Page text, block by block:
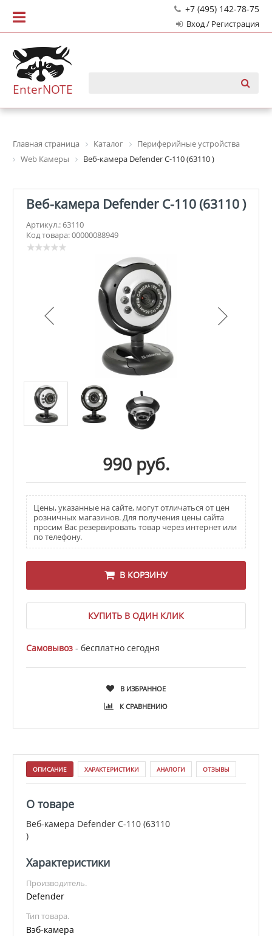
+7 (495) 142-78-75
Вход / Регистрация
EnterNOTE
Главная страница Каталог
Периферийные устройства
Web Камеры
Веб-камера Defender C-110 (63110 )
Веб-камера Defender C-110 (63110 )
Артикул.: 63110
Код товара: 00000088949
990 руб.
Цены, указанные на сайте, могут отличаться от цен
розничных магазинов. Для получения цены сайта
просим Вас резервировать товар через интернет или
по телефону.
В КОРЗИНУ
КУПИТЬ В ОДИН КЛИК
Самовывоз - бесплатно сегодня
В ИЗБРАННОЕ
К СРАВНЕНИЮ
ОПИСАНИЕ ХАРАКТЕРИСТИКИ АНАЛОГИ ОТЗЫВЫ
О товаре
Веб-камера Defender C-110 (63110
)
Характеристики
Производитель.
Defender
Тип товара.
Вэб-камера